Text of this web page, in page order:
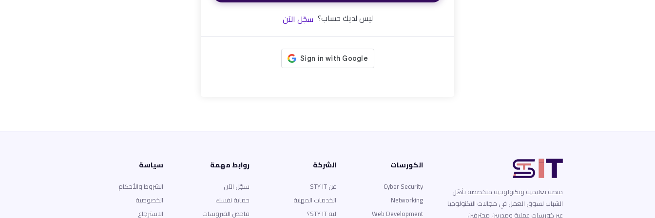
ليس لديك حساب؟ سجّل الآن
منصة تعليمية وتكنولوجية متخصصة تأهّل
الشباب لسوق العمل في مجالات التكنولوجيا
عبر كورسات عملية ومدربين محترفين
الكورسات
Cyber Security
Networking
Web Development
الشركة
عن STY IT
الخدمات المهنية
ليه STY IT؟
روابط مهمة
سجّل الآن
حماية نفسك
فاحص الفيروسات
سياسة
الشروط والأحكام
الخصوصية
الاسترجاع